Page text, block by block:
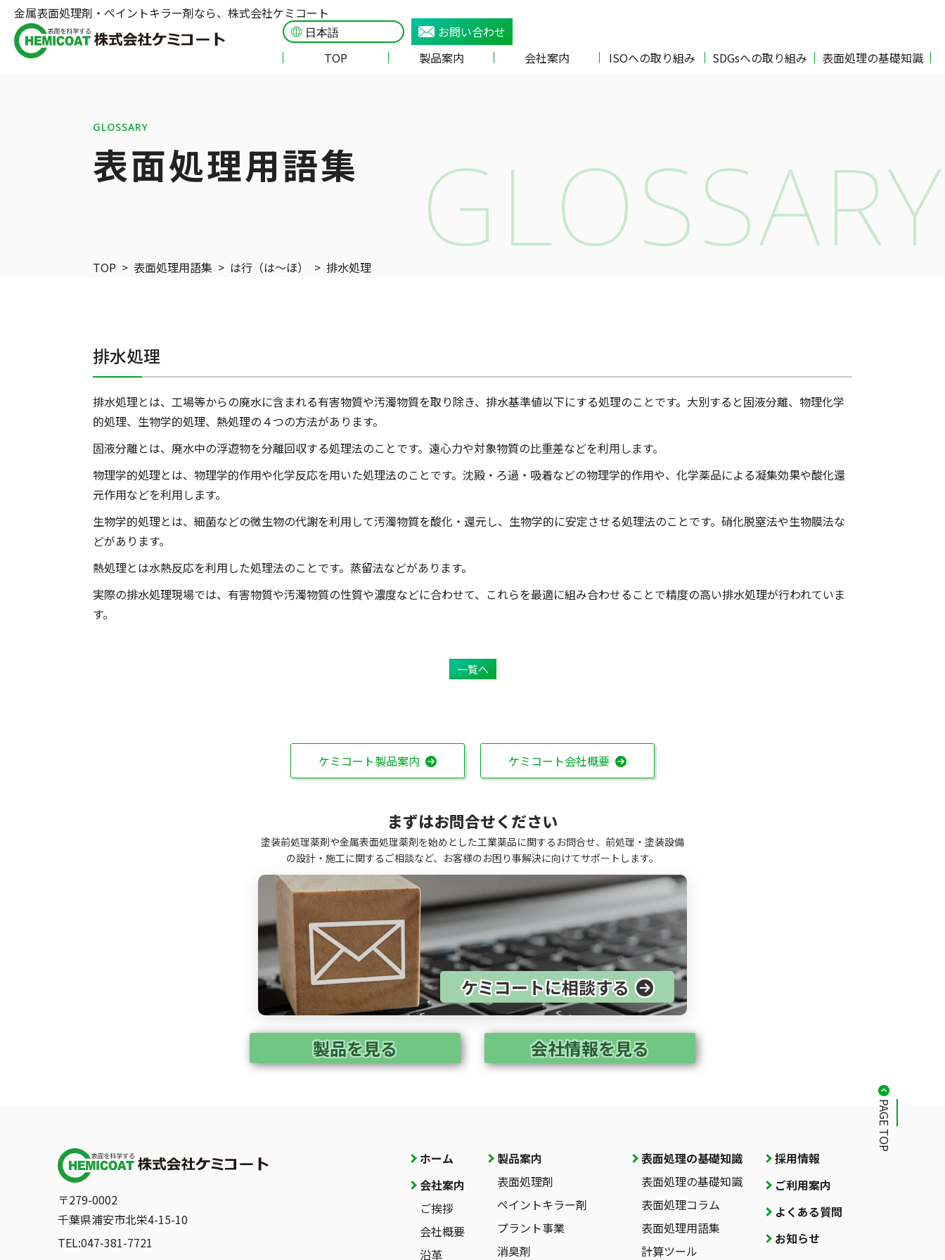
金属表面処理剤・ペイントキラー剤なら、株式会社ケミコート
お問い合わせ
TOP
製品案内 会社案内 ISOへの取り組み SDGsへの取り組み 表面処理の基礎知識
GLOSSARY
GLOSSARY
表面処理用語集
TOP > 表面処理用語集 > は行（は〜ほ） > 排水処理
排水処理
排水処理とは、工場等からの廃水に含まれる有害物質や汚濁物質を取り除き、排水基準値以下にする処理のことです。大別すると固液分離、物理化学
的処理、生物学的処理、熱処理の４つの方法があります。
固液分離とは、廃水中の浮遊物を分離回収する処理法のことです。遠心力や対象物質の比重差などを利用します。
物理学的処理とは、物理学的作用や化学反応を用いた処理法のことです。沈殿・ろ過・吸着などの物理学的作用や、化学薬品による凝集効果や酸化還
元作用などを利用します。
生物学的処理とは、細菌などの微生物の代謝を利用して汚濁物質を酸化・還元し、生物学的に安定させる処理法のことです。硝化脱窒法や生物膜法な
どがあります。
熱処理とは水熱反応を利用した処理法のことです。蒸留法などがあります。
実際の排水処理現場では、有害物質や汚濁物質の性質や濃度などに合わせて、これらを最適に組み合わせることで精度の高い排水処理が行われていま
す。
一覧へ
ケミコート製品案内 ケミコート会社概要
まずはお問合せください
塗装前処理薬剤や金属表面処理薬剤を始めとした工業薬品に関するお問合せ、前処理・塗装設備
の設計・施工に関するご相談など、お客様のお困り事解決に向けてサポートします。
ケミコートに相談する
製品を見る 会社情報を見る
〒279-0002
千葉県浦安市北栄4-15-10
TEL:047-381-7721
ホーム
会社案内
ご挨拶
会社概要
沿革
製品案内
表面処理剤
ペイントキラー剤
プラント事業
消臭剤
表面処理の基礎知識
表面処理の基礎知識
表面処理コラム
表面処理用語集
計算ツール
採用情報
ご利用案内
よくある質問
お知らせ
PAGE TOP